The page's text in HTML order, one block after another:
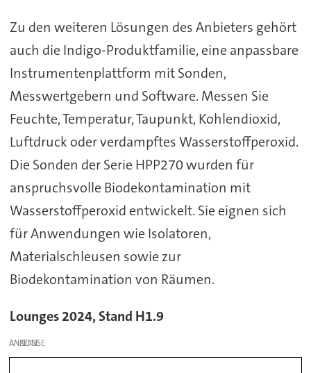
Zu den weiteren Lösungen des Anbieters gehört
auch die Indigo-Produktfamilie, eine anpassbare
Instrumentenplattform mit Sonden,
Messwertgebern und Software. Messen Sie
Feuchte, Temperatur, Taupunkt, Kohlendioxid,
Luftdruck oder verdampftes Wasserstoffperoxid.
Die Sonden der Serie HPP270 wurden für
anspruchsvolle Biodekontamination mit
Wasserstoffperoxid entwickelt. Sie eignen sich
für Anwendungen wie Isolatoren,
Materialschleusen sowie zur
Biodekontamination von Räumen.
Lounges 2024, Stand H1.9
ANZEIGE